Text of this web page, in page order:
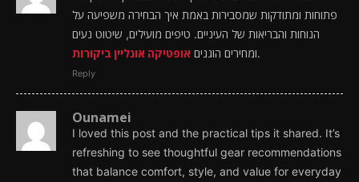
פתוחות ומתודקות שמסבירות באמת איך הבחירה משפיעה על
הנוחות והבריאות של העיניים. טיפים מועילים, שיטוט נעים
ומחירים הוגנים אופטיקה אונליין ביקורות .
Reply
Ounamei
I loved this post and the practical tips it shared. It’s
refreshing to see thoughtful gear recommendations
that balance comfort, style, and value for everyday